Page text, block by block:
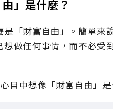
」是什麼？
「財富自由」。簡單來
做任何事情，而不必受
目中想像「財富自由」是